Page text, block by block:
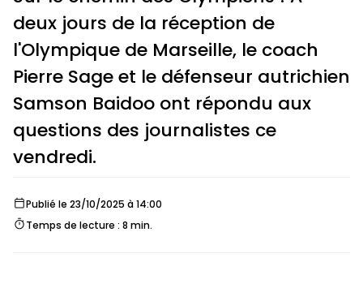
deux jours de la réception de
l'Olympique de Marseille, le coach
Pierre Sage et le défenseur autrichien
Samson Baidoo ont répondu aux
questions des journalistes ce
vendredi.
Publié le 23/10/2025 à 14:00
Temps de lecture : 8 min.